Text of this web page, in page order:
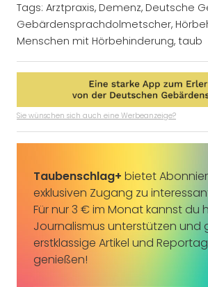
Tags: Arztpraxis, Demenz, Deutsche
Gebärdensprachdolmetscher,
Menschen mit Hörbehinderung, taub
Sie wünschen sich auch eine Werbeanzeige?
Taubenschlag+ bietet
exklusiven Zugang zu
Für nur 3 € im Monat kannst du
Journalismus unterstützen und
erstklassige Artikel und
genießen!